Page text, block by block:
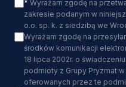
* Wyrażam zgodę na
zakresie podanym w
o.o. sp. k. z siedzibą we
Wyrażam zgodę na
środków komunikacji
18 lipca 2002r. o
podmioty z Grupy Pryzmat
oferowanych przez te